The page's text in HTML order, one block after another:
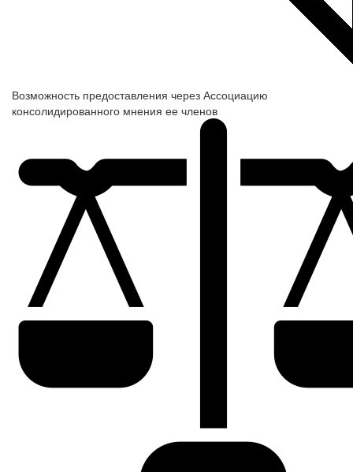
Возможность предоставления через Ассоциацию
консолидированного мнения ее членов